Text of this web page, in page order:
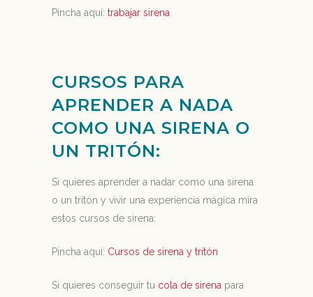
Pincha aquí: trabajar sirena
CURSOS PARA
APRENDER A NADA
COMO UNA SIRENA O
UN TRITÓN:
Si quieres aprender a nadar como una sirena
o un tritón y vivir una experiencia mágica mira
estos cursos de sirena:
Pincha aquí: Cursos de sirena y tritón
Si quieres conseguir tu cola de sirena para